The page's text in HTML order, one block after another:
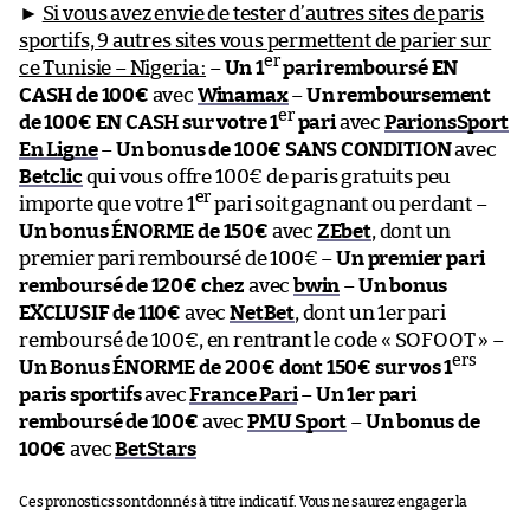
► Si vous avez envie de tester d’autres sites de paris
sportifs, 9 autres sites vous permettent de parier sur
ce Tunisie – Nigeria : –Un 1erpari remboursé EN
CASH de 100€ avec Winamax–Un remboursement
de 100€ EN CASH sur votre 1er pariavec ParionsSport
En Ligne–Un bonus de 100€ SANS CONDITIONavec
Betclicqui vous offre 100€ de paris gratuits peu
importe que votre 1er pari soit gagnant ou perdant –
Un bonus ÉNORME de 150€ avec ZEbet, dont un
premier pari remboursé de 100€ –Un premier pari
remboursé de 120€ chez avec bwin –Un bonus
EXCLUSIF de 110€ avecNetBet, dont un 1er pari
remboursé de 100€, en rentrant le code « SOFOOT » –
Un Bonus ÉNORME de 200€ dont 150€ sur vos 1ers
paris sportifsavecFrance Pari–Un 1er pari
remboursé de 100€ avec PMU Sport –Un bonus de
100€ avecBetStars
Ces pronostics sont donnés à titre indicatif. Vous ne saurez engager la